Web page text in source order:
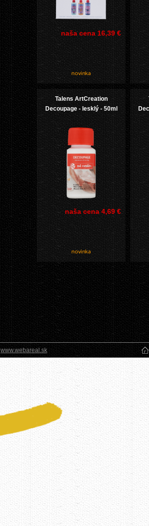
naša cena 16,39 €
Talens ArtCreation
Decoupage - lesklý - 50ml
naša cena4,69 €
www.webareal.sk